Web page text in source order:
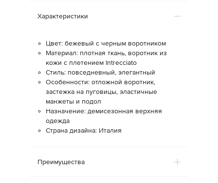
Характеристики
Цвет: бежевый с черным воротником
Материал: плотная ткань, воротник из
кожи с плетением Intrecciato
Стиль: повседневный, элегантный
Особенности: отложной воротник,
застежка на пуговицы, эластичные
манжеты и подол
Назначение: демисезонная верхняя
одежда
Страна дизайна: Италия
Преимущества